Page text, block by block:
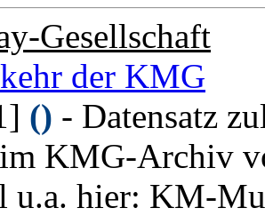
Gesellschaft
der KMG
() - Datensatz
KMG-Archiv
u.a. hier: KM-